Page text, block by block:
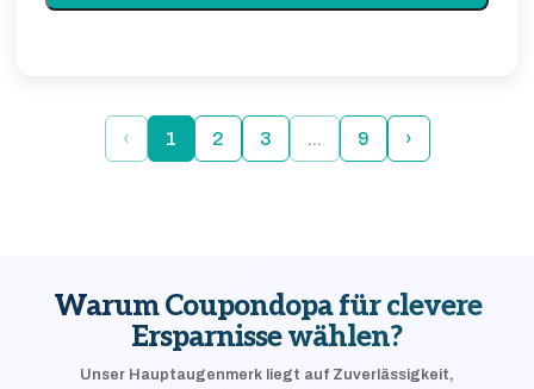
‹ 1 2 3 ... 9 ›
Warum Coupondopa für clevere
Ersparnisse wählen?
Unser Hauptaugenmerk liegt auf Zuverlässigkeit,